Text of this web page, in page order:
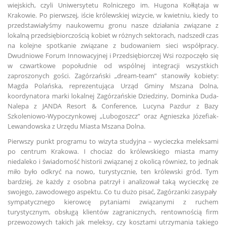
wiejskich, czyli Uniwersytetu Rolniczego im. Hugona Kołłątaja w
Krakowie. Po pierwszej, iście królewskiej wizycie, w kwietniu, kiedy to
przedstawiałyśmy naukowemu gronu nasze działania związane z
lokalną przedsiębiorczością kobiet w różnych sektorach, nadszedł czas
na kolejne spotkanie związane z budowaniem sieci współpracy.
Dwudniowe Forum Innowacyjnej i Przedsiębiorczej Wsi rozpoczęło się
w czwartkowe popołudnie od wspólnej integracji wszystkich
zaproszonych gości. Zagórzański „dream-team” stanowiły kobiety:
Magda Polańska, reprezentująca Urząd Gminy Mszana Dolna,
koordynatora marki lokalnej Zagórzańskie Dziedziny, Dominka Duda-
Nalepa z JANDA Resort & Conference, Lucyna Pazdur z Bazy
Szkoleniowo-Wypoczynkowej „Lubogoszcz” oraz Agnieszka Józefiak-
Lewandowska z Urzędu Miasta Mszana Dolna.
Pierwszy punkt programu to wizyta studyjna – wycieczka meleksami
po centrum Krakowa. I chociaż do królewskiego miasta mamy
niedaleko i świadomość historii związanej z okolicą również, to jednak
miło było odkryć na nowo, turystycznie, ten królewski gród. Tym
bardziej, że każdy z osobna patrzył i analizował taką wycieczkę ze
swojego, zawodowego aspektu. Co tu dużo pisać, Zagórzanki zasypały
sympatycznego kierowcę pytaniami związanymi z ruchem
turystycznym, obsługą klientów zagranicznych, rentownością firm
przewozowych takich jak meleksy, czy kosztami utrzymania takiego